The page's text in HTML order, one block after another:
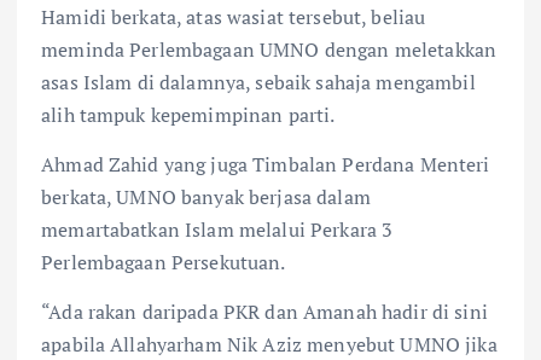
Hamidi berkata, atas wasiat tersebut, beliau
meminda Perlembagaan UMNO dengan meletakkan
asas Islam di dalamnya, sebaik sahaja mengambil
alih tampuk kepemimpinan parti.
Ahmad Zahid yang juga Timbalan Perdana Menteri
berkata, UMNO banyak berjasa dalam
memartabatkan Islam melalui Perkara 3
Perlembagaan Persekutuan.
“Ada rakan daripada PKR dan Amanah hadir di sini
apabila Allahyarham Nik Aziz menyebut UMNO jika